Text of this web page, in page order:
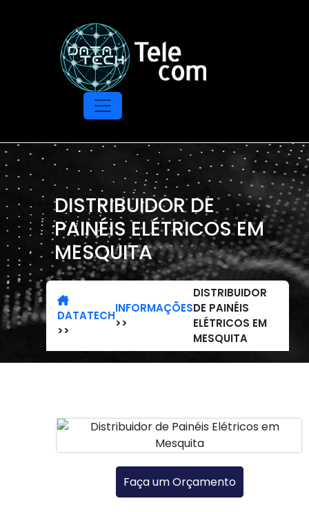
DISTRIBUIDOR DE
PAINÉIS ELÉTRICOS EM
MESQUITA
DATATECH
>>
INFORMAÇÕES
>>
DISTRIBUIDOR
DE PAINÉIS
ELÉTRICOS EM
MESQUITA
Faça um Orçamento